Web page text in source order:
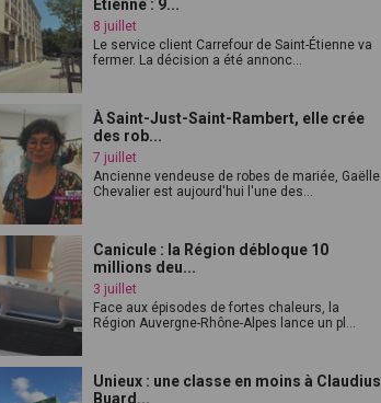
Etienne : 9...
8 juillet
Le service client Carrefour de Saint-Étienne va
fermer. La décision a été annonc...
À Saint-Just-Saint-Rambert, elle crée
des rob...
7 juillet
Ancienne vendeuse de robes de mariée, Gaëlle
Chevalier est aujourd'hui l'une des...
Canicule : la Région débloque 10
millions deu...
3 juillet
Face aux épisodes de fortes chaleurs, la
Région Auvergne-Rhône-Alpes lance un pl...
Unieux : une classe en moins à Claudius
Buard...